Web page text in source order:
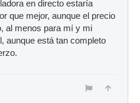
en directo estaría
que mejor, aunque el precio
al menos para mí y mi
aunque está tan completo